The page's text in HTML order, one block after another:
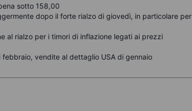
sotto 158,00
dopo il forte rialzo di giovedì, in particolare per
al rialzo per i timori di inflazione legati ai prezzi
febbraio, vendite al dettaglio USA di gennaio